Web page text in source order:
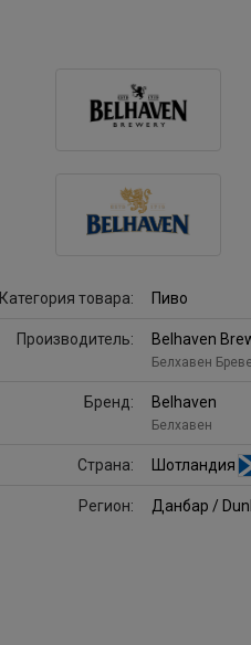
Категория товара: Пиво
Производитель: Belhaven
Белхавен
Бренд: Belhaven
Белхавен
Страна: Шотландия
Регион: Данбар /